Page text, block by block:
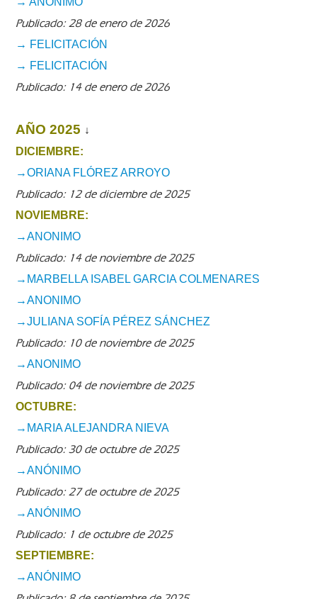
Publicado: 28 de enero de 2026
→ FELICITACIÓN
→ FELICITACIÓN
Publicado: 14 de enero de 2026
AÑO 2025 ↓
DICIEMBRE:
→ORIANA FLÓREZ ARROYO
Publicado: 12 de diciembre de 2025
NOVIEMBRE:
→ANONIMO
Publicado: 14 de noviembre de 2025
→MARBELLA ISABEL GARCIA COLMENARES
→ANONIMO
→JULIANA SOFÍA PÉREZ SÁNCHEZ
Publicado: 10 de noviembre de 2025
→ANONIMO
Publicado: 04 de noviembre de 2025
OCTUBRE:
→MARIA ALEJANDRA NIEVA
Publicado: 30 de octubre de 2025
→ANÓNIMO
Publicado: 27 de octubre de 2025
→ANÓNIMO
Publicado: 1 de octubre de 2025
SEPTIEMBRE:
→ANÓNIMO